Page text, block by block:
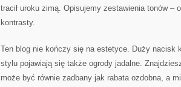
tracił uroku zimą. Opisujemy zestawienia tonów –
kontrasty.
Ten blog nie kończy się na estetyce. Duży nacisk
stylu pojawiają się także ogrody jadalne.
może być równie zadbany jak rabata ozdobna, a